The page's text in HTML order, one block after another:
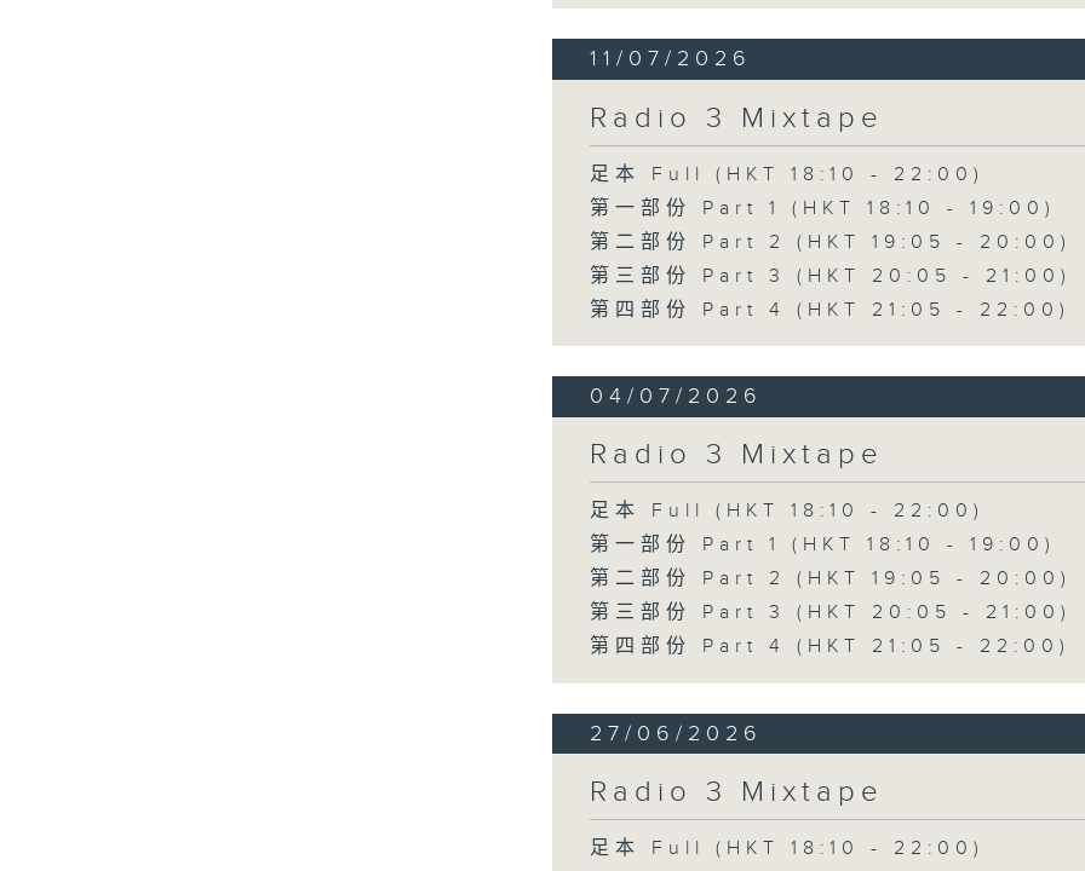
11/07/2026
Radio 3 Mixtape
足本 Full (HKT 18:10 - 22:00)
第一部份 Part 1 (HKT 18:10 - 19:00)
第二部份 Part 2 (HKT 19:05 - 20:00)
第三部份 Part 3 (HKT 20:05 - 21:00)
第四部份 Part 4 (HKT 21:05 - 22:00)
04/07/2026
Radio 3 Mixtape
足本 Full (HKT 18:10 - 22:00)
第一部份 Part 1 (HKT 18:10 - 19:00)
第二部份 Part 2 (HKT 19:05 - 20:00)
第三部份 Part 3 (HKT 20:05 - 21:00)
第四部份 Part 4 (HKT 21:05 - 22:00)
27/06/2026
Radio 3 Mixtape
足本 Full (HKT 18:10 - 22:00)